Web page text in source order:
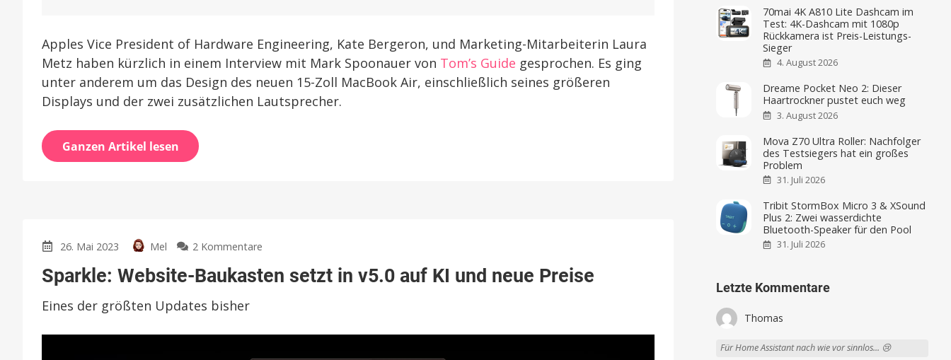
Apples Vice President of Hardware Engineering, Kate Bergeron, und Marketing-Mitarbeiterin Laura
Metz haben kürzlich in einem Interview mit Mark Spoonauer von Tom’s Guide gesprochen. Es ging
unter anderem um das Design des neuen 15-Zoll MacBook Air, einschließlich seines größeren
Displays und der zwei zusätzlichen Lautsprecher.
Ganzen Artikel lesen
26. Mai 2023 Mel 2 Kommentare
Website-
v5.0
Sparkle: Website-Baukasten setzt in v5.0 auf KI und neue Preise
Eines der größten Updates bisher
70mai 4K A810 Lite Dashcam im
Test: 4K-Dashcam mit 1080p
Rückkamera ist Preis-Leistungs-
Sieger
4. August 2026
Dreame Pocket Neo 2: Dieser
Haartrockner pustet euch weg
3. August 2026
Mova Z70 Ultra Roller: Nachfolger
des Testsiegers hat ein großes
Problem
31. Juli 2026
Tribit StormBox Micro 3 & XSound
Plus 2: Zwei wasserdichte
Bluetooth-Speaker für den Pool
31. Juli 2026
Letzte Kommentare
Thomas
Für Home Assistant nach wie vor sinnlos... 😢